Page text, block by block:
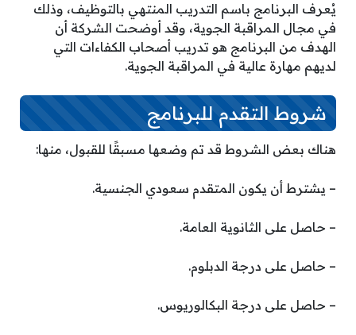
يُعرف البرنامج باسم التدريب المنتهي بالتوظيف، وذلك
في مجال المراقبة الجوية، وقد أوضحت الشركة أن
الهدف من البرنامج هو تدريب أصحاب الكفاءات التي
لديهم مهارة عالية في المراقبة الجوية.
شروط التقدم للبرنامج
هناك بعض الشروط قد تم وضعها مسبقًا للقبول، منها:
– يشترط أن يكون المتقدم سعودي الجنسية.
– حاصل على الثانوية العامة.
– حاصل على درجة الدبلوم.
– حاصل على درجة البكالوريوس.